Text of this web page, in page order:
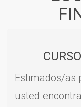
Estimados/as
usted